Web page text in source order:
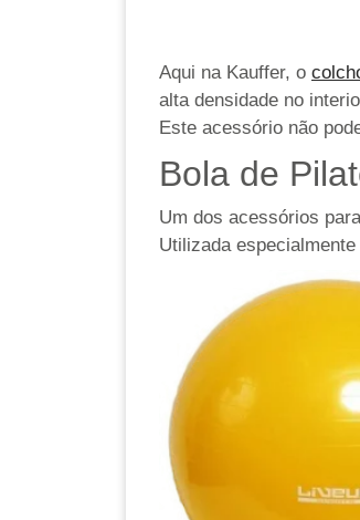
Aqui na Kauffer, o
alta densidade no
Este acessório não
Bola de
Um dos acessórios
Utilizada